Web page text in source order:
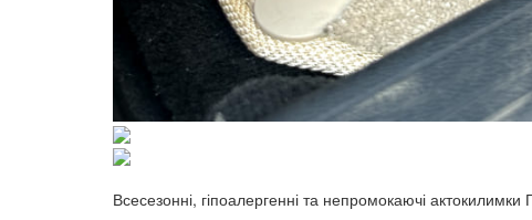
Всесезонні, гіпоалергенні та непромокаючі